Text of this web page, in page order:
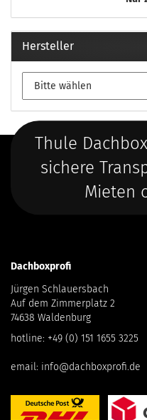
Hersteller
Thule
sichere
Mieten
Dachboxprofi
Jürgen Schlauersbach
Auf dem Zimmerplatz 2
74638 Waldenburg
hotline: +49 (0) 151 1655 3225
email: info@dachboxprofi.de